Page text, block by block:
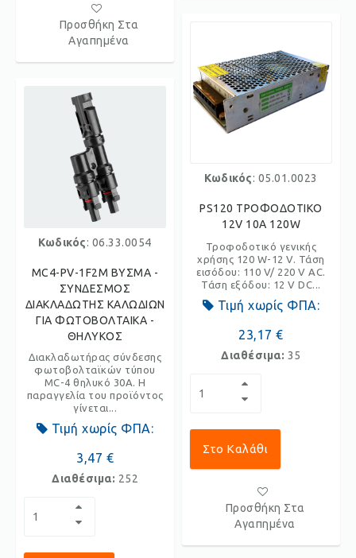
Προσθήκη Στα
Αγαπημένα
Κωδικός: 06.33.0054
MC4-PV-1F2M ΒΥΣΜΑ -
ΣΥΝΔΕΣΜΟΣ
ΔΙΑΚΛΑΔΩΤΗΣ ΚΑΛΩΔΙΩΝ
ΓΙΑ ΦΩΤΟΒΟΛΤΑΙΚΑ -
ΘΗΛΥΚΟΣ
Διακλαδωτήρας σύνδεσης
φωτοβολταϊκών τύπου
MC-4 θηλυκό 30A. Η
παραγγελία του προϊόντος
γίνεται...
Τιμή χωρίς ΦΠΑ:
3,47 €
Διαθέσιμα: 252
Κωδικός: 05.01.0023
PS120 ΤΡΟΦΟΔΟΤΙΚΟ
12V 10A 120W
Τροφοδοτικό γενικής
χρήσης 120 W-12 V. Τάση
εισόδου: 110 V/ 220 V AC.
Τάση εξόδου: 12 V DC...
Τιμή χωρίς ΦΠΑ:
23,17 €
Διαθέσιμα: 35
Στο Καλάθι
Προσθήκη Στα
Αγαπημένα